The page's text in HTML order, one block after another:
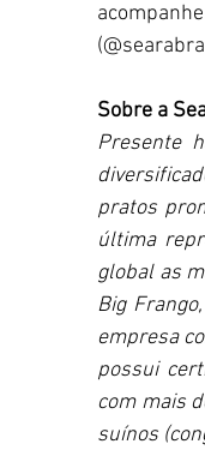
Sobre a
Presente
pratos
última
global as
Big
empresa
possui
com mais
suínos